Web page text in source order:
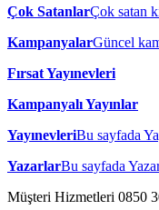
Çok SatanlarÇok satan
KampanyalarGüncel
Fırsat Yayınevleri
Kampanyalı Yayınlar
YayınevleriBu sayfada
YazarlarBu sayfada
Müşteri Hizmetleri 0850